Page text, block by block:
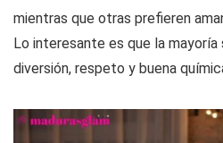
mientras que otras prefieren
Lo interesante es que la mayoría
diversión, respeto y buena